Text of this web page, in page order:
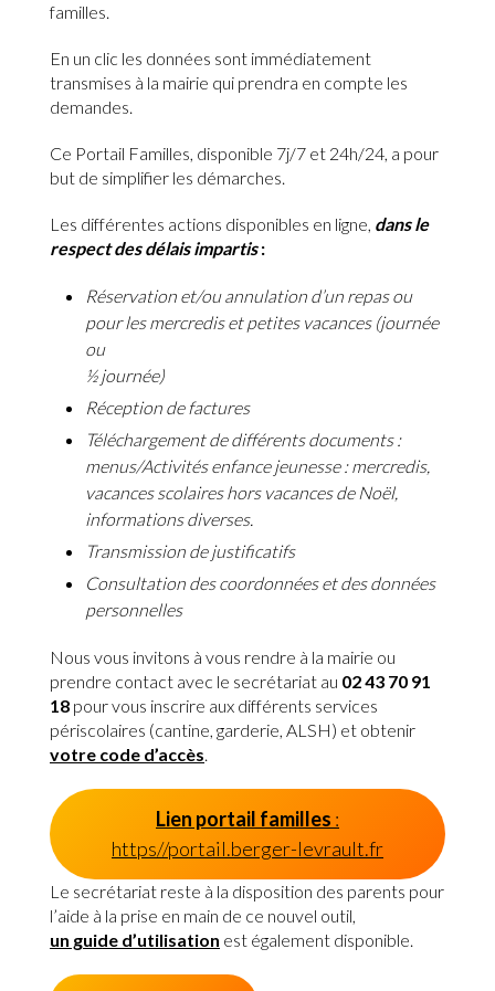
familles.
En un clic les données sont immédiatement
transmises à la mairie qui prendra en compte les
demandes.
Ce Portail Familles, disponible 7j/7 et 24h/24, a pour
but de simplifier les démarches.
Les différentes actions disponibles en ligne, dans le
respect des délais impartis:
Réservation et/ou annulation d’un repas ou
pour les mercredis et petites vacances (journée
ou
½ journée)
Réception de factures
Téléchargement de différents documents :
menus/Activités enfance jeunesse : mercredis,
vacances scolaires hors vacances de Noël,
informations diverses.
Transmission de justificatifs
Consultation des coordonnées et des données
personnelles
Nous vous invitons à vous rendre à la mairie ou
prendre contact avec le secrétariat au 02 43 70 91
18 pour vous inscrire aux différents services
périscolaires (cantine, garderie, ALSH) et obtenir
votre code d’accès.
Lien portail familles :
https//portail.berger-levrault.fr
Le secrétariat reste à la disposition des parents pour
l’aide à la prise en main de ce nouvel outil,
un guide d’utilisation est également disponible.